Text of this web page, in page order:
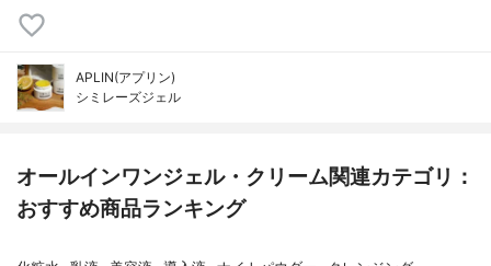
APLIN(アプリン)
シミレーズジェル
オールインワンジェル・クリーム関連カテゴリ：
おすすめ商品ランキング